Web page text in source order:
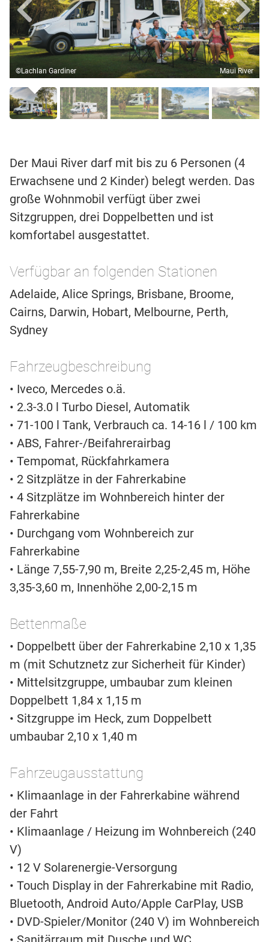
©Lachlan Gardiner Maui River
Der Maui River darf mit bis zu 6 Personen (4
Erwachsene und 2 Kinder) belegt werden. Das
große Wohnmobil verfügt über zwei
Sitzgruppen, drei Doppelbetten und ist
komfortabel ausgestattet.
Verfügbar an folgenden Stationen
Adelaide, Alice Springs, Brisbane, Broome,
Cairns, Darwin, Hobart, Melbourne, Perth,
Sydney
Fahrzeugbeschreibung
• Iveco, Mercedes o.ä.
• 2.3-3.0 l Turbo Diesel, Automatik
• 71-100 l Tank, Verbrauch ca. 14-16 l / 100 km
• ABS, Fahrer-/Beifahrerairbag
• Tempomat, Rückfahrkamera
• 2 Sitzplätze in der Fahrerkabine
• 4 Sitzplätze im Wohnbereich hinter der
Fahrerkabine
• Durchgang vom Wohnbereich zur
Fahrerkabine
• Länge 7,55-7,90 m, Breite 2,25-2,45 m, Höhe
3,35-3,60 m, Innenhöhe 2,00-2,15 m
Bettenmaße
• Doppelbett über der Fahrerkabine 2,10 x 1,35
m (mit Schutznetz zur Sicherheit für Kinder)
• Mittelsitzgruppe, umbaubar zum kleinen
Doppelbett 1,84 x 1,15 m
• Sitzgruppe im Heck, zum Doppelbett
umbaubar 2,10 x 1,40 m
Fahrzeugausstattung
• Klimaanlage in der Fahrerkabine während
der Fahrt
• Klimaanlage / Heizung im Wohnbereich (240
V)
• 12 V Solarenergie-Versorgung
• Touch Display in der Fahrerkabine mit Radio,
Bluetooth, Android Auto/Apple CarPlay, USB
• DVD-Spieler/Monitor (240 V) im Wohnbereich